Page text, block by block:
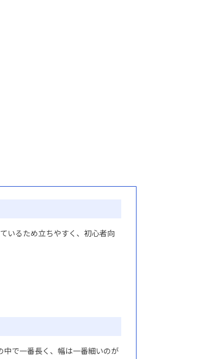
いるため立ちやすく、初心者向
中で一番長く、幅は一番細いのが